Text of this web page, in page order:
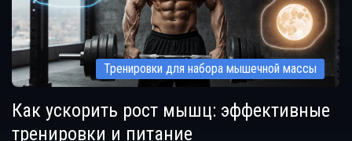
Тренировки для набора мышечной массы
Как ускорить рост мышц: эффективные
тренировки и питание